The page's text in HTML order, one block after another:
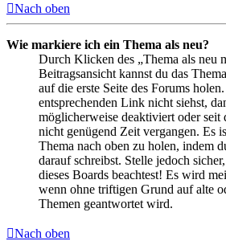
Nach oben
Wie markiere ich ein Thema als neu?
Durch Klicken des „Thema als neu
Beitragsansicht kannst du das
auf die erste Seite des Forums
entsprechenden Link nicht siehst,
möglicherweise deaktiviert oder
nicht genügend Zeit vergangen. Es
Thema nach oben zu holen, indem
darauf schreibst. Stelle jedoch
dieses Boards beachtest! Es wird
wenn ohne triftigen Grund auf alte
Themen geantwortet wird.
Nach oben